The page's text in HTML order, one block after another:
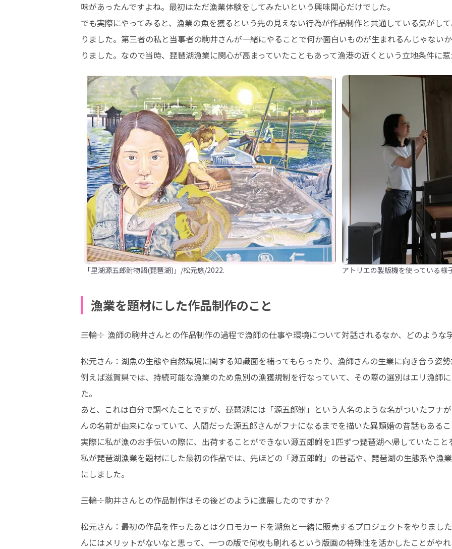
味があったんですよね。最初はただ漁業体験をしてみたいという興味関心だけでした。
でも実際にやってみると、漁業の魚を獲るという先の見えない行為が作品制作と共通している気がし
りました。第三者の私と当事者の駒井さんが一緒にやることで何か面白いものが生まれるんじゃない
りました。なので当時、琵琶湖漁業に関心が高まっていたこともあって漁港の近くという立地条件に
「里湖源五郎鮒物語(琵琶湖)」/松元悠/2022. アトリエの製版機を使っている様
漁業を題材にした作品制作のこと
―――三輪： 漁師の駒井さんとの作品制作の過程で漁師の仕事や環境について対話されるなか、どのよう
松元さん：湖魚の生態や自然環境に関する知識面を補ってもらったり、漁師さんの生業に向き合う姿
例えば滋賀県では、持続可能な漁業のため魚別の漁獲規制を行なっていて、その際の選別はエリ漁師
た。
あと、これは自分で調べたことですが、琵琶湖には「源五郎鮒」という人名のような名がついたフナ
んの名前が由来になっていて、人間だった源五郎さんがフナになるまでを描いた異類婚の昔話もある
実際に私が漁のお手伝いの際に、出荷することができない源五郎鮒を1匹ずつ琵琶湖へ帰していたこ
私が琵琶湖漁業を題材にした最初の作品では、先ほどの「源五郎鮒」の昔話や、琵琶湖の生態系や漁
にしました。
―――三輪：駒井さんとの作品制作はその後どのように進展したのですか？
松元さん：最初の作品を作ったあとはクロモカードを湖魚と一緒に販売するプロジェクトをやりまし
んにはメリットがないなと思って、一つの版で何枚も刷れるという版画の特殊性を活かしたことがや